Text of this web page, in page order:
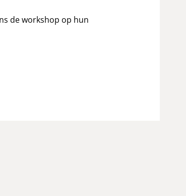
de workshop op hun